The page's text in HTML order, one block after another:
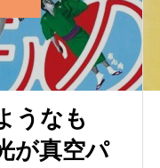
うなも
が真空パ